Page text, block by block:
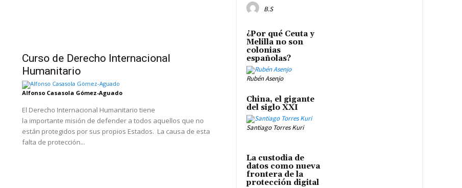
Curso de Derecho Internacional
Humanitario
Alfonso Casasola Gómez-Aguado
El Derecho Internacional Humanitario tiene
la importante misión de defender a todos aquellos que no
están protegidos por sus propios Estados. La causa de esta
falta de protección...
B.S
¿Por qué Ceuta y
Melilla no son
colonias
españolas?
Rubén Asenjo
China, el gigante
del siglo XXI
Santiago Torres Kuri
La custodia de
datos como nueva
frontera de la
protección digital